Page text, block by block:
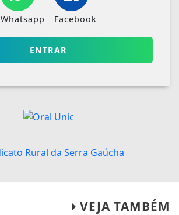
Whatsapp Facebook
ENTRAR
VEJA TAMBÉM